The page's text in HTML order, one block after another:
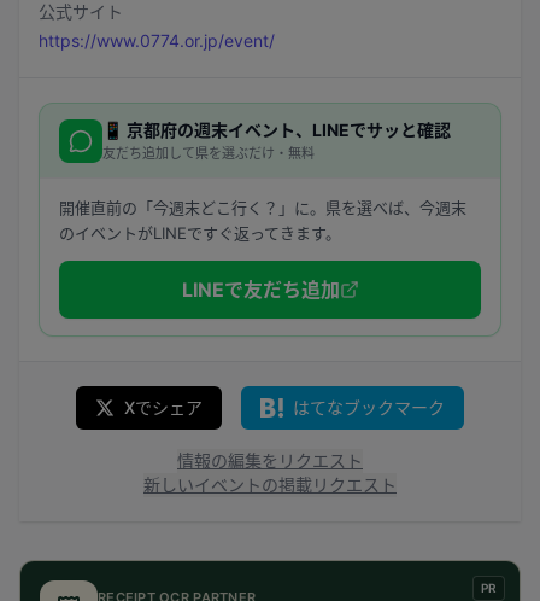
公式サイト
https://www.0774.or.jp/event/
📱 京都府の週末イベント、LINEでサッと確認
友だち追加して県を選ぶだけ・無料
開催直前の「今週末どこ行く？」に。県を選べば、今週末
のイベントがLINEですぐ返ってきます。
LINEで友だち追加
Xでシェア はてなブックマーク
情報の編集をリクエスト
新しいイベントの掲載リクエスト
PR
RECEIPT OCR PARTNER